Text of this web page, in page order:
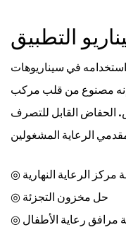
التطبيق
في سيناريوهات
إنه مصنوع من قلب مركب
الحفاض القابل للتصرف
◎ حل مخزون التجزئة
مرافق رعاية الأطفال